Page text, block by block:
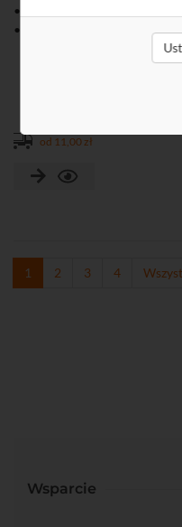
• Wymiary: Φ140 × 183.5 ×
• Maksymalne obciążenie: 4,5
od 11,00 zł
1 2 3 4
Wsparcie